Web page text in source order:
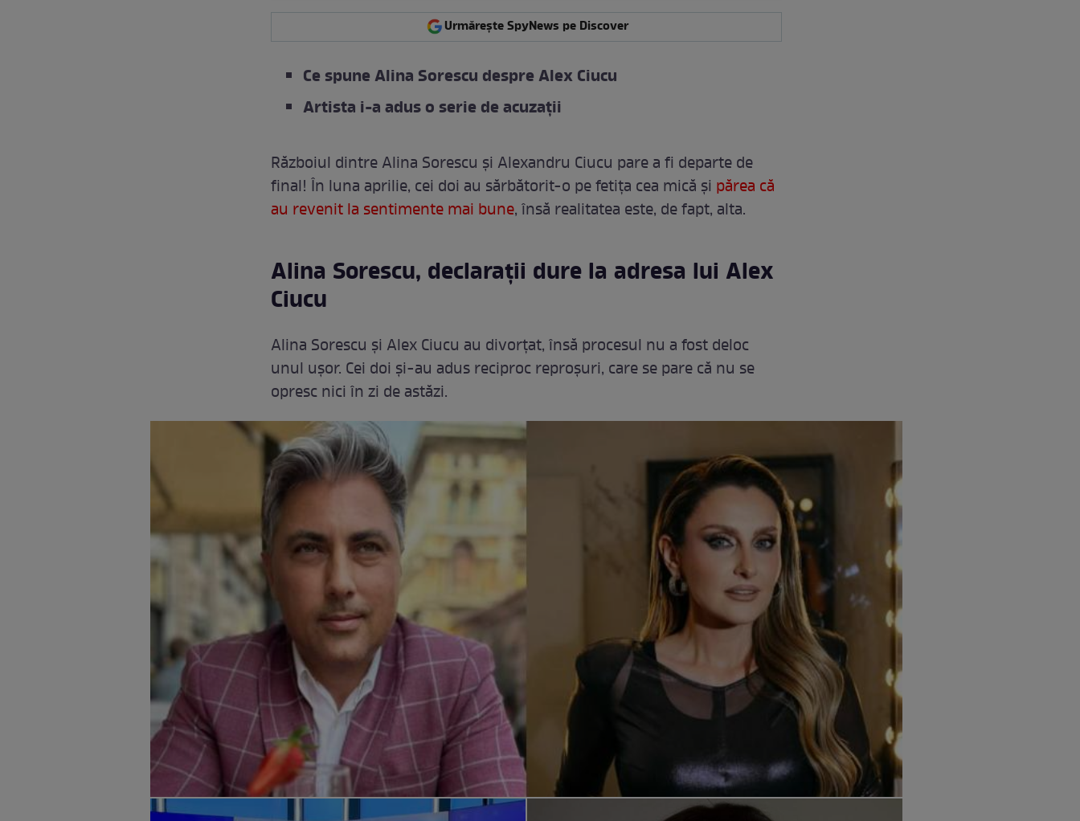
Urmărește SpyNews pe Discover
Ce spune Alina Sorescu despre Alex Ciucu
Artista i-a adus o serie de acuzații
Războiul dintre Alina Sorescu și Alexandru Ciucu pare a fi departe de
final! În luna aprilie, cei doi au sărbătorit-o pe fetița cea mică și părea că
au revenit la sentimente mai bune, însă realitatea este, de fapt, alta.
Alina Sorescu, declarații dure la adresa lui Alex
Ciucu
Alina Sorescu și Alex Ciucu au divorțat, însă procesul nu a fost deloc
unul ușor. Cei doi și-au adus reciproc reproșuri, care se pare că nu se
opresc nici în zi de astăzi.